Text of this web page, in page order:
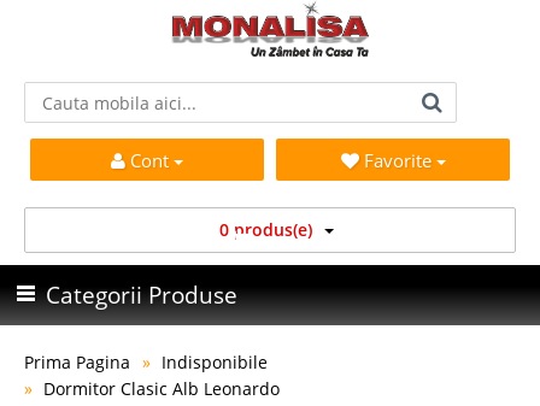
Cont Favorite
0 produs(e)
Categorii Produse
Prima Pagina
Indisponibile
Dormitor Clasic Alb Leonardo